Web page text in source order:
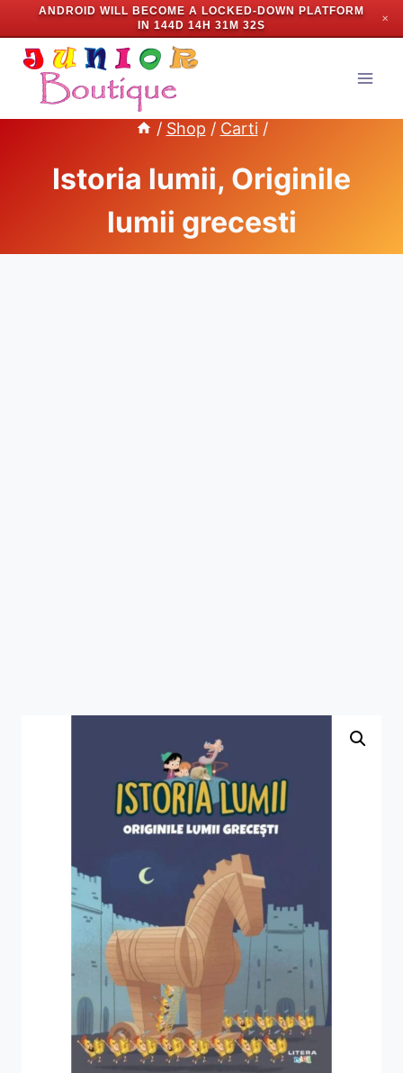
ANDROID WILL BECOME A LOCKED-DOWN PLATFORM
IN 144D 14H 31M 31S
✕
Skip
content
/ Shop / Carti /
Istoria lumii, Originile
lumii grecesti